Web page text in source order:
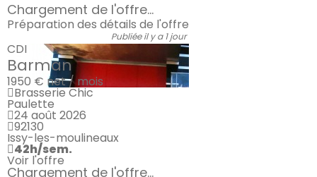
Chargement de l'offre...
Préparation des détails de l'offre
Publiée il y a 1 jour
CDI
Barman
1950 € net / mois
Brasserie Chic
Paulette
24 août 2026
92130
Issy-les-moulineaux
42h/sem.
Voir l'offre
Chargement de l'offre...